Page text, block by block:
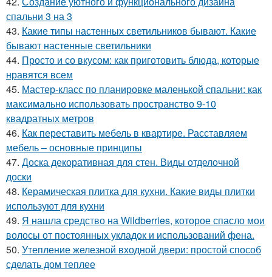
спальни 3 на 3
43. Какие типы настенных светильников бывают. Какие
бывают настенные светильники
44. Просто и со вкусом: как приготовить блюда, которые
нравятся всем
45. Мастер-класс по планировке маленькой спальни: как
максимально использовать пространство 9-10
квадратных метров
46. Как переставить мебель в квартире. Расставляем
мебель – основные принципы
47. Доска декоративная для стен. Виды отделочной
доски
48. Керамическая плитка для кухни. Какие виды плитки
используют для кухни
49. Я нашла средство на Wildberries, которое спасло мои
волосы от постоянных укладок и использований фена.
50. Утепление железной входной двери: простой способ
сделать дом теплее